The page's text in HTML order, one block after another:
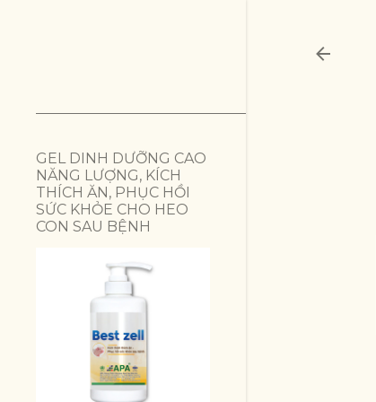
GEL DINH DƯỠNG CAO
NĂNG LƯỢNG, KÍCH
THÍCH ĂN, PHỤC HỒI
SỨC KHỎE CHO HEO
CON SAU BỆNH